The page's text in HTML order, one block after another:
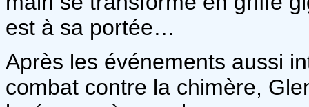
est à sa portée…
Après les événements aussi
combat contre la chimère,